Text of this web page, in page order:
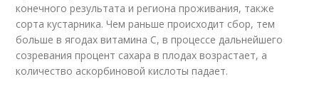
конечного результата и региона проживания, также
сорта кустарника. Чем раньше происходит сбор, тем
больше в ягодах витамина С, в процессе дальнейшего
созревания процент сахара в плодах возрастает, а
количество аскорбиновой кислоты падает.